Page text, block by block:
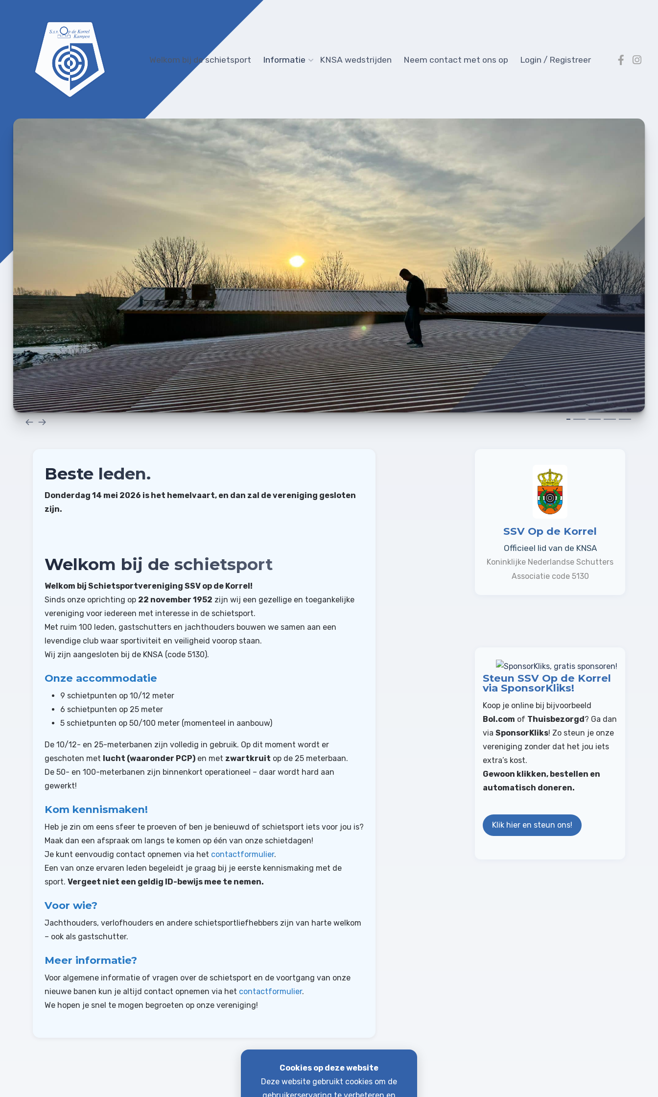
Welkom bij de schietsport Informatie KNSA wedstrijden Neem contact met ons op Login / Registreer
SSV Op de Korrel
Officieel lid van de KNSA
Koninklijke Nederlandse Schutters
Associatie code 5130
Steun SSV Op de Korrel
via SponsorKliks!
Koop je online bij bijvoorbeeld
Bol.com of Thuisbezorgd ? Ga dan
via SponsorKliks! Zo steun je onze
vereniging zonder dat het jou iets
extra’s kost.
Gewoon klikken, bestellen en
automatisch doneren.
Klik hier en steun ons!
Beste leden.
Donderdag 14 mei 2026 is het hemelvaart, en dan zal de vereniging gesloten
zijn.
Welkom bij de schietsport
Welkom bij Schietsportvereniging SSV op de Korrel!
Sinds onze oprichting op 22 november 1952 zijn wij een gezellige en toegankelijke
vereniging voor iedereen met interesse in de schietsport.
Met ruim 100 leden, gastschutters en jachthouders bouwen we samen aan een
levendige club waar sportiviteit en veiligheid voorop staan.
Wij zijn aangesloten bij de KNSA (code 5130).
Onze accommodatie
9 schietpunten op 10/12 meter
6 schietpunten op 25 meter
5 schietpunten op 50/100 meter (momenteel in aanbouw)
De 10/12- en 25-meterbanen zijn volledig in gebruik. Op dit moment wordt er
geschoten met lucht (waaronder PCP) en met zwartkruit op de 25 meterbaan.
De 50- en 100-meterbanen zijn binnenkort operationeel – daar wordt hard aan
gewerkt!
Kom kennismaken!
Heb je zin om eens sfeer te proeven of ben je benieuwd of schietsport iets voor jou is?
Maak dan een afspraak om langs te komen op één van onze schietdagen!
Je kunt eenvoudig contact opnemen via het contactformulier.
Een van onze ervaren leden begeleidt je graag bij je eerste kennismaking met de
sport. Vergeet niet een geldig ID-bewijs mee te nemen.
Voor wie?
Jachthouders, verlofhouders en andere schietsportliefhebbers zijn van harte welkom
– ook als gastschutter.
Meer informatie?
Voor algemene informatie of vragen over de schietsport en de voortgang van onze
nieuwe banen kun je altijd contact opnemen via het contactformulier.
We hopen je snel te mogen begroeten op onze vereniging!
Cookies op deze website
Deze website gebruikt cookies om de
Word lid van SSV Op de Korrel
Luchtwapen Disciplines (KNSA)
Vuurwapen Disciplines (KNSA)